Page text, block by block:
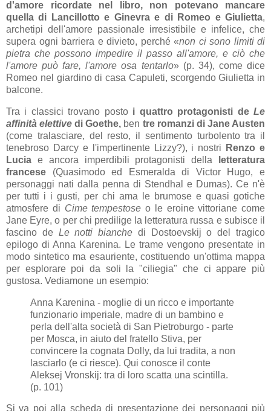
d'amore ricordate nel libro, non potevano mancare
quella di Lancillotto e Ginevra e di Romeo e Giulietta,
archetipi dell'amore passionale irresistibile e infelice, che
supera ogni barriera e divieto, perché «non ci sono limiti di
pietra che possono impedire il passo all'amore, e ciò che
l'amore può fare, l'amore osa tentarlo» (p. 34), come dice
Romeo nel giardino di casa Capuleti, scorgendo Giulietta in
balcone.
Tra i classici trovano posto i quattro protagonisti deLe
affinità elettive di Goethe, ben tre romanzi di Jane Austen
(come tralasciare, del resto, il sentimento turbolento tra il
tenebroso Darcy e l'impertinente Lizzy?), i nostri Renzo e
Lucia e ancora imperdibili protagonisti della
letteratura
francese (Quasimodo ed Esmeralda di Victor Hugo, e
personaggi nati dalla penna di Stendhal e Dumas). Ce n'è
per tutti i i gusti, per chi ama le brumose e quasi gotiche
atmosfere di Cime tempestose o le eroine vittoriane come
Jane Eyre, o per chi predilige la letteratura russa e subisce il
fascino de Le notti bianche di Dostoevskij o del tragico
epilogo di Anna Karenina. Le trame vengono presentate in
modo sintetico ma esauriente, costituendo un'ottima mappa
per esplorare poi da soli la "ciliegia" che ci appare più
gustosa. Vediamone un esempio:
Anna Karenina - moglie di un ricco e importante
funzionario imperiale, madre di un bambino e
perla dell'alta società di San Pietroburgo - parte
per Mosca, in aiuto del fratello Stiva, per
convincere la cognata Dolly, da lui tradita, a non
lasciarlo (e ci riesce). Qui conosce il conte
Aleksej Vronskij: tra di loro scatta una scintilla.
(p. 101)
Si va poi alla scheda di presentazione dei personaggi più